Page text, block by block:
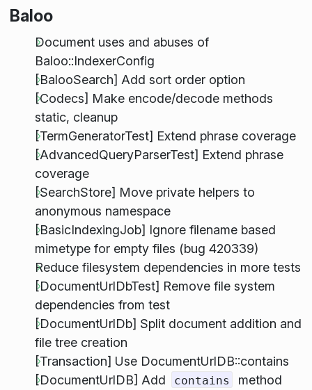
Baloo
Document uses and abuses of
Baloo::IndexerConfig
[BalooSearch] Add sort order option
[Codecs] Make encode/decode methods
static, cleanup
[TermGeneratorTest] Extend phrase coverage
[AdvancedQueryParserTest] Extend phrase
coverage
[SearchStore] Move private helpers to
anonymous namespace
[BasicIndexingJob] Ignore filename based
mimetype for empty files (bug 420339)
Reduce filesystem dependencies in more tests
[DocumentUrlDbTest] Remove file system
dependencies from test
[DocumentUrlDb] Split document addition and
file tree creation
[Transaction] Use DocumentUrlDB::contains
[DocumentUrlDB] Add
contains
method